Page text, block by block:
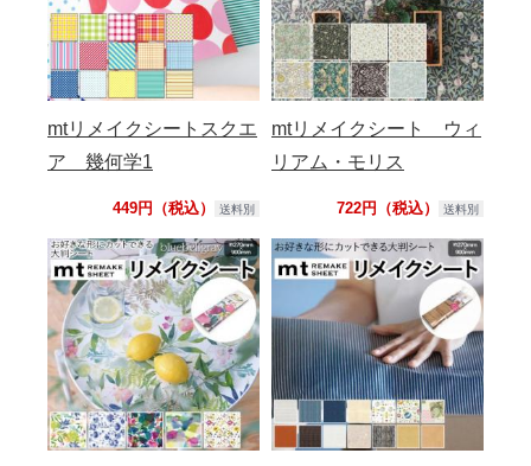
mtリメイクシートスクエ
ア 幾何学1
449円（税込） 送料別
mtリメイクシート ウィ
リアム・モリス
722円（税込） 送料別